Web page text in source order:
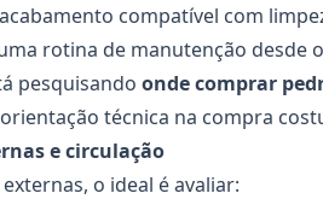
compatível com
rotina de manutenção desde
pesquisando onde comprar
técnica na compra
e circulação
o ideal é avaliar: